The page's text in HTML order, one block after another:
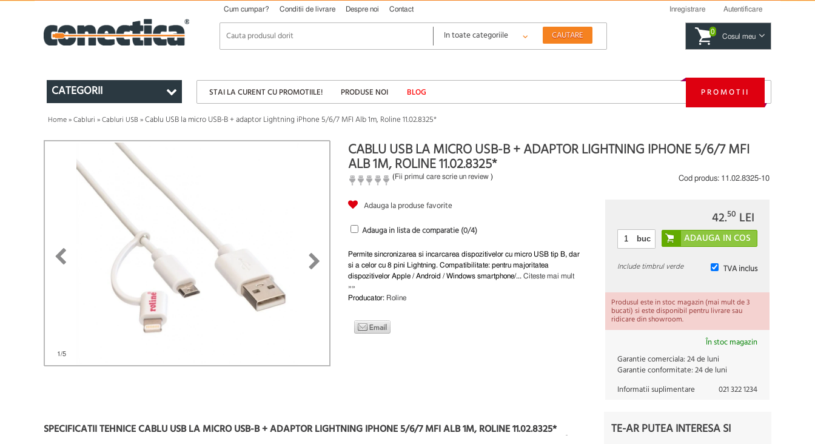
Cum cumpar? Conditii de livrare Despre noi Contact Inregistrare Autentificare
0
Cosul meu
CATEGORII STAI LA CURENT CU PROMOTIILE! PRODUSE NOI BLOG PROMOTII
Home»Cabluri »Cabluri USB »Cablu USB la micro USB-B + adaptor Lightning iPhone 5/6/7 MFI Alb 1m, Roline 11.02.8325*
1/5
CABLU USB LA MICRO USB-B + ADAPTOR LIGHTNING IPHONE 5/6/7 MFI
ALB 1M, ROLINE 11.02.8325*
(Fii primul care scrie un review ) Cod produs: 11.02.8325-10
Adauga la produse favorite
Adauga in lista de comparatie (0/4)
Permite sincronizarea si incarcarea dispozitivelor cu micro USB tip B, dar
si a celor cu 8 pini Lightning. Compatibilitate: pentru majoritatea
dispozitivelor Apple / Android / Windows smartphone/... Citeste mai mult
»»
Producator: Roline
42.50 LEI
buc
TVA inclus
Include timbrul verde
Produsul este in stoc magazin (mai mult de 3
bucati) si este disponibil pentru livrare sau
ridicare din showroom.
În stoc magazin
Garantie comerciala:24 de luni
Garantie conformitate:24 de luni
Informatii suplimentare
021 322 1234
SPECIFICATII TEHNICE CABLU USB LA MICRO USB-B + ADAPTOR LIGHTNING IPHONE 5/6/7 MFI ALB 1M, ROLINE 11.02.8325* TE-AR PUTEA INTERESA SI